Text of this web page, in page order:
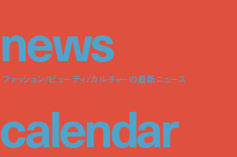
news
ファッション/ビューティ/カルチャーの最新ニュース
calendar